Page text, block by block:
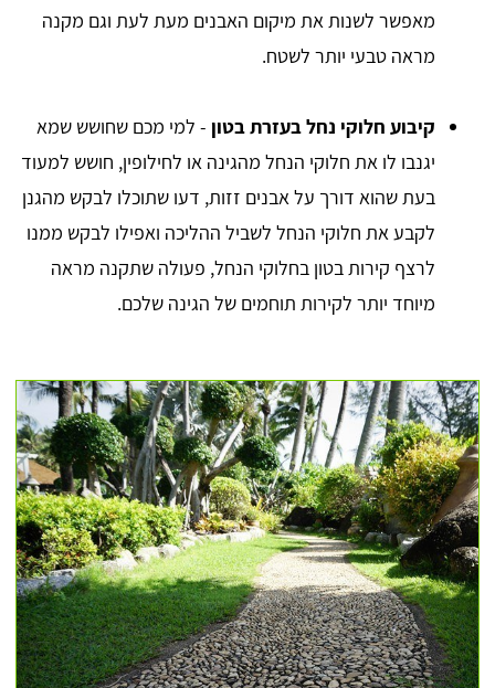
מאפשר לשנות את מיקום האבנים מעת לעת וגם מקנה
מראה טבעי יותר לשטח.
קיבוע חלוקי נחל בעזרת בטון - למי מכם שחושש שמא
יגנבו לו את חלוקי הנחל מהגינה או לחילופין, חושש למעוד
בעת שהוא דורך על אבנים זזות, דעו שתוכלו לבקש מהגנן
לקבע את חלוקי הנחל לשביל ההליכה ואפילו לבקש ממנו
לרצף קירות בטון בחלוקי הנחל, פעולה שתקנה מראה
מיוחד יותר לקירות תוחמים של הגינה שלכם.